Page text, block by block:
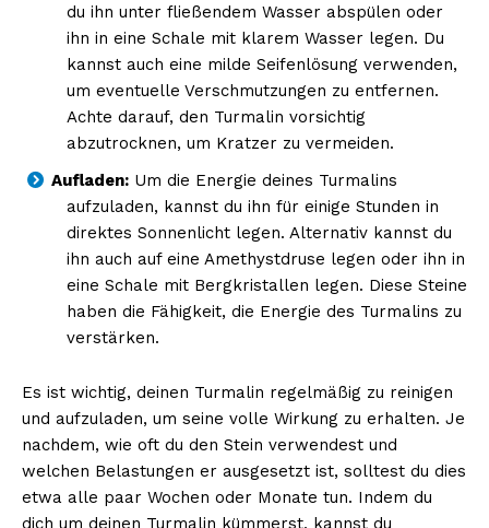
du ihn unter fließendem Wasser abspülen oder
ihn in eine Schale mit klarem Wasser legen. Du
kannst auch eine milde Seifenlösung verwenden,
um eventuelle Verschmutzungen zu entfernen.
Achte darauf, den Turmalin vorsichtig
abzutrocknen, um Kratzer zu vermeiden.
Aufladen: Um die Energie deines Turmalins
aufzuladen, kannst du ihn für einige Stunden in
direktes Sonnenlicht legen. Alternativ kannst du
ihn auch auf eine Amethystdruse legen oder ihn in
eine Schale mit Bergkristallen legen. Diese Steine
haben die Fähigkeit, die Energie des Turmalins zu
verstärken.
Es ist wichtig, deinen Turmalin regelmäßig zu reinigen
und aufzuladen, um seine volle Wirkung zu erhalten. Je
nachdem, wie oft du den Stein verwendest und
welchen Belastungen er ausgesetzt ist, solltest du dies
etwa alle paar Wochen oder Monate tun. Indem du
dich um deinen Turmalin kümmerst, kannst du